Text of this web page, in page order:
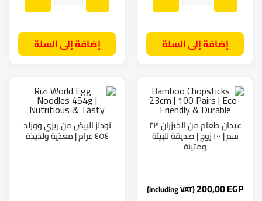
إضافة إلى السلة إضافة إلى السلة
عيدان طعام من الخيزران ٢٣
سم | ١٠٠ زوج | صديقة للبيئة
ومتينة
200,00EGP
(including VAT)
نودلز البيض من ريزي وورلد
٤٥٤ غرام | مغذية ولذيذة